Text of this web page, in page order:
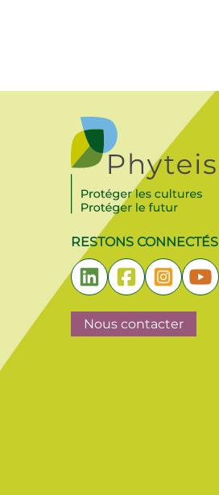
RESTONS CONNECTÉS
Nous contacter